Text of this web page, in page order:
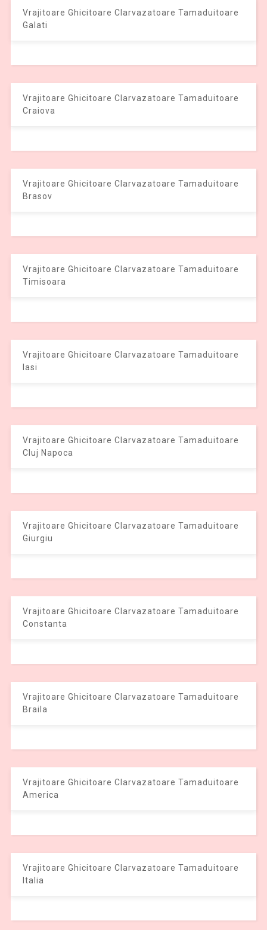
Vrajitoare Ghicitoare Clarvazatoare Tamaduitoare
Galati
Vrajitoare Ghicitoare Clarvazatoare Tamaduitoare
Craiova
Vrajitoare Ghicitoare Clarvazatoare Tamaduitoare
Brasov
Vrajitoare Ghicitoare Clarvazatoare Tamaduitoare
Timisoara
Vrajitoare Ghicitoare Clarvazatoare Tamaduitoare
Iasi
Vrajitoare Ghicitoare Clarvazatoare Tamaduitoare
Cluj Napoca
Vrajitoare Ghicitoare Clarvazatoare Tamaduitoare
Giurgiu
Vrajitoare Ghicitoare Clarvazatoare Tamaduitoare
Constanta
Vrajitoare Ghicitoare Clarvazatoare Tamaduitoare
Braila
Vrajitoare Ghicitoare Clarvazatoare Tamaduitoare
America
Vrajitoare Ghicitoare Clarvazatoare Tamaduitoare
Italia